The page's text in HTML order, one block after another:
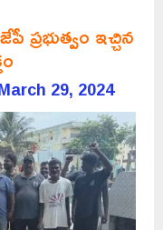
ప్రభుత్వం ఇచ్చిన
29, 2024